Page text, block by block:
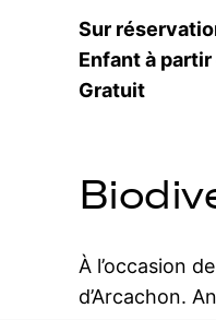
Sur
Enfant à partir
Gratuit
À l’occasion
d’Arcachon.